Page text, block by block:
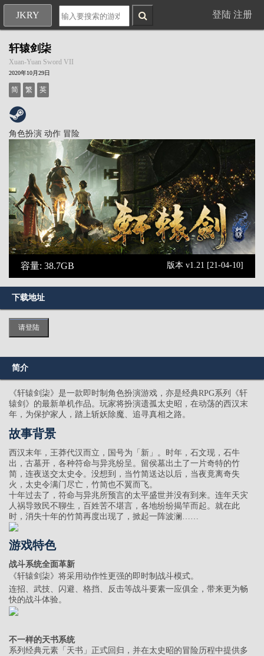
JKRY 登陆 注册
轩辕剑柒
Xuan-Yuan Sword VII
2020年10月29日
简 繁 英
角色扮演 动作 冒险
容量: 38.7GB 版本 v1.21 [21-04-10]
下载地址
请登陆
简介
《轩辕剑柒》是一款即时制角色扮演游戏，亦是经典RPG系列《轩
辕剑》的最新单机作品。玩家将扮演遗孤太史昭，在动荡的西汉末
年，为保护家人，踏上斩妖除魔、追寻真相之路。
故事背景
西汉末年，王莽代汉而立，国号为「新」。时年，石文现，石牛
出，古墓开，各种符命与异兆纷呈。留侯墓出土了一片奇特的竹
简，连夜送交太史令。没想到，当竹简送达以后，当夜竟离奇失
火，太史令满门尽亡，竹简也不翼而飞。
十年过去了，符命与异兆所预言的太平盛世并没有到来。连年天灾
人祸导致民不聊生，百姓苦不堪言，各地纷纷揭竿而起。就在此
时，消失十年的竹简再度出现了，掀起一阵波澜……
游戏特色
战斗系统全面革新
《轩辕剑柒》将采用动作性更强的即时制战斗模式。
连招、武技、闪避、格挡、反击等战斗要素一应俱全，带来更为畅
快的战斗体验。
不一样的天书系统
系列经典元素「天书」正式回归，并在太史昭的冒险历程中提供多